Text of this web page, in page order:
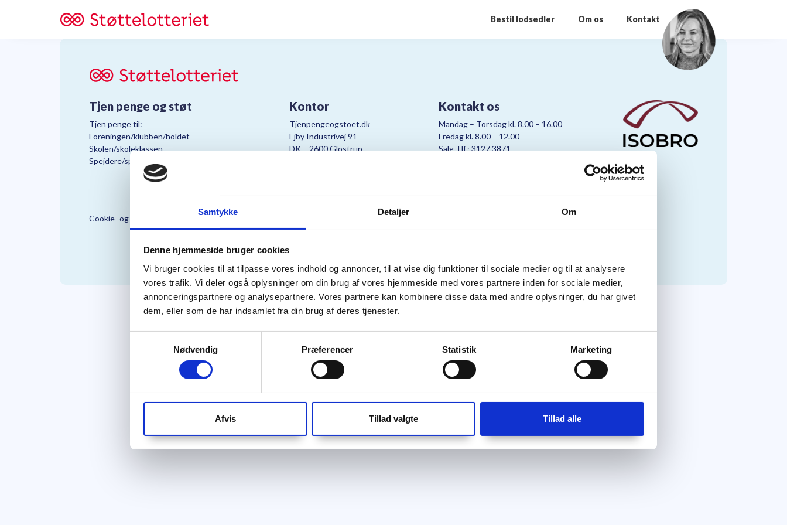
Samtykke Detaljer Om
Denne hjemmeside bruger cookies
Vi bruger cookies til at tilpasse vores indhold og annoncer, til at vise dig funktioner til sociale medier og til at analysere
vores trafik. Vi deler også oplysninger om din brug af vores hjemmeside med vores partnere inden for sociale medier,
annonceringspartnere og analysepartnere. Vores partnere kan kombinere disse data med andre oplysninger, du har givet
dem, eller som de har indsamlet fra din brug af deres tjenester.
Nødvendig
Præferencer Statistik Marketing
Afvis Tillad valgte Tillad alle
Bestil lodsedler Om os Kontakt
Tjen penge og støt
Tjen penge til:
Foreningen/klubben/holdet
Skolen/skoleklassen
Spejdere/spejdergruppen/FDF’ere, m.fl.
Kontor
Tjenpengeogstoet.dk
Ejby Industrivej 91
DK – 2600 Glostrup
Kontakt os
Mandag – Torsdag kl. 8.00 – 16.00
Fredag kl. 8.00 – 12.00
Salg Tlf.: 3127 3871
Cookie- og Persondatapolitik